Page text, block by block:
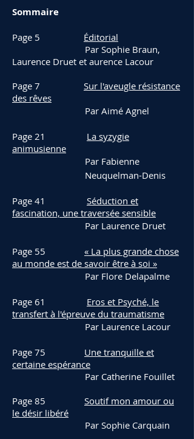
Sommaire
Page 5 Éditorial
Par Sophie Braun,​
Laurence Druet ​ et aurence Lacour
Page 7 Sur l'aveugle résistance
des rêves
Par Aimé Agnel
Page 21 La syzygie
animusienne
Par Fabienne
Neuquelman-Denis
Page 41 Séduction et
fascination, une traversée sensible
Par Laurence Druet
Page 55 « La plus grande chose
au monde est de savoir être à soi »
Par Flore Delapalme
Page 61 Eros et Psyché, le
transfert à l'épreuve du traumatisme
Par Laurence Lacour
Page 75 Une tranquille et
certaine espérance
Par Catherine Fouillet
Page 85 Soutif mon amour ou
le désir libéré
Par Sophie Carquain